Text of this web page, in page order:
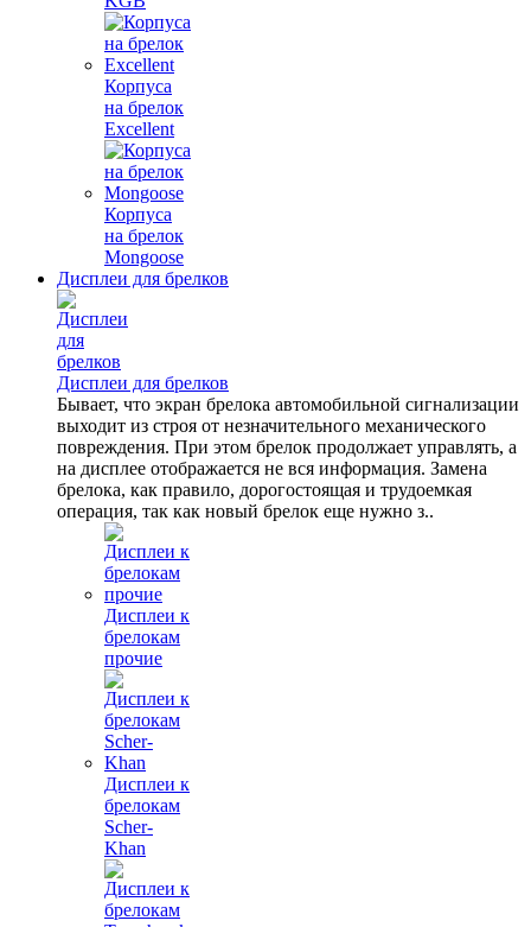
Корпуса
на брелок
Excellent
Корпуса
на брелок
Mongoose
Дисплеи для брелков
Дисплеи для брелков
Бывает, что экран брелока автомобильной сигнализации
выходит из строя от незначительного механического
повреждения. При этом брелок продолжает управлять, а
на дисплее отображается не вся информация. Замена
брелока, как правило, дорогостоящая и трудоемкая
операция, так как новый брелок еще нужно з..
Дисплеи к
брелокам
прочие
Дисплеи к
брелокам
Scher-
Khan